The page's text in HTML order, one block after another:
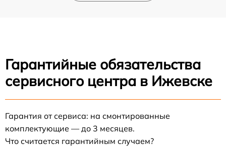
Гарантийные обязательства
сервисного центра в Ижевске
Гарантия от сервиса: на смонтированные
комплектующие — до 3 месяцев.
Что считается гарантийным случаем?